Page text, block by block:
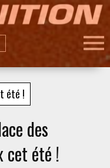
été !
des
cet été !